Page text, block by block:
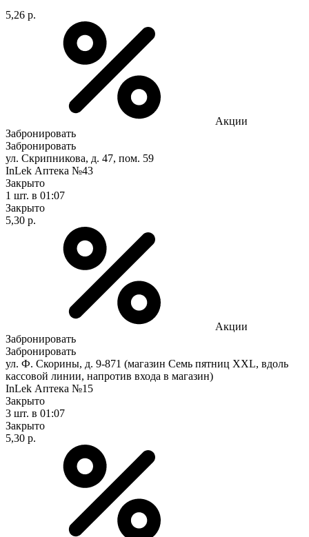
5,26 р.
Акции
Забронировать
Забронировать
ул. Скрипникова, д. 47, пом. 59
InLek Аптека №43
Закрыто
1 шт. в 01:07
Закрыто
5,30 р.
Акции
Забронировать
Забронировать
ул. Ф. Скорины, д. 9-871 (магазин Семь пятниц XXL, вдоль
кассовой линии, напротив входа в магазин)
InLek Аптека №15
Закрыто
3 шт. в 01:07
Закрыто
5,30 р.